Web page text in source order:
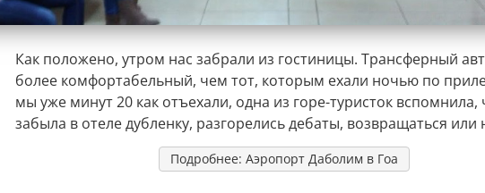
Как положено, утром нас забрали из гостиницы. Трансферный
более комфортабельный, чем тот, которым ехали ночью по
мы уже минут 20 как отъехали, одна из горе-туристок вспомнила,
забыла в отеле дубленку, разгорелись дебаты, возвращаться или
Подробнее: Аэропорт Даболим в Гоа